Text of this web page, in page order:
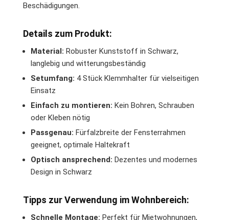
Beschädigungen.
Details zum Produkt:
Material: Robuster Kunststoff in Schwarz,
langlebig und witterungsbeständig
Setumfang: 4 Stück Klemmhalter für vielseitigen
Einsatz
Einfach zu montieren: Kein Bohren, Schrauben
oder Kleben nötig
Passgenau: Fürfalzbreite der Fensterrahmen
geeignet, optimale Haltekraft
Optisch ansprechend: Dezentes und modernes
Design in Schwarz
Tipps zur Verwendung im Wohnbereich:
Schnelle Montage: Perfekt für Mietwohnungen,